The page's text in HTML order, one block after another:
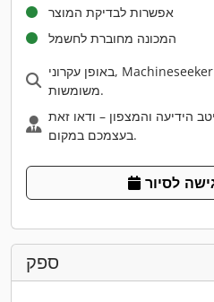
אפשרות לבדיקת המוצר
המכונה מחוברת לחשמל
באופן עקרוני, Machineseeker ממליצה לבדוק מכונות
משומשות.
הידיעה והמצפון – ודאו זאת
בעצמכם במקום.
לסיור
ספק